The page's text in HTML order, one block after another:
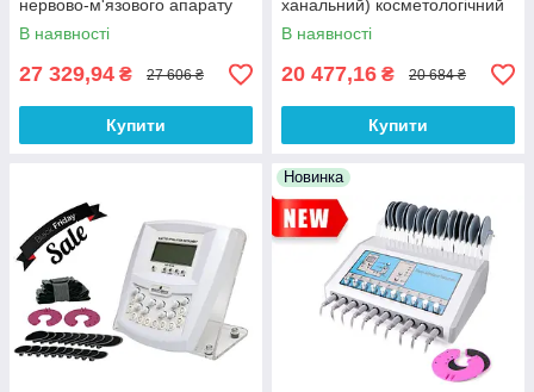
нервово-м'язового апарату
АЕСТ-01 (двоканальний)
В наявності
27 329,94 ₴ 27 606 ₴
Купити
ханальний) косметологічний
прилад для
електростимуляції м'язів
В наявності
20 477,16 ₴ 20 684 ₴
Купити
Новинка